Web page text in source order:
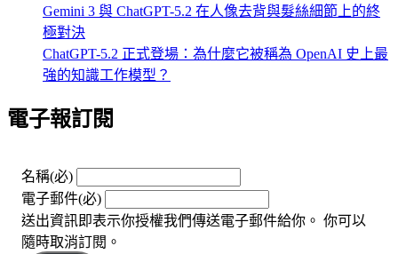
Gemini 3 與 ChatGPT-5.2 在人像去背與髮絲細節上的終
極對決
ChatGPT-5.2 正式登場：為什麼它被稱為 OpenAI 史上最
強的知識工作模型？
電子報訂閱
名稱(必)
電子郵件(必)
送出資訊即表示你授權我們傳送電子郵件給你。 你可以
隨時取消訂閱。